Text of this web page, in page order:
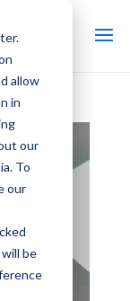
allow
in
our
To
our
be